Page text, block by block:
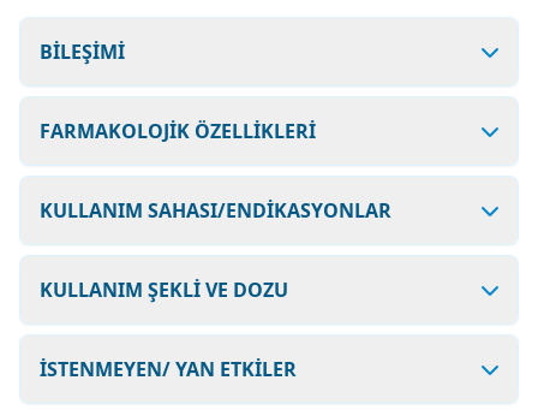
BİLEŞİMİ
FARMAKOLOJİK ÖZELLİKLERİ
KULLANIM SAHASI/ENDİKASYONLAR
KULLANIM ŞEKLİ VE DOZU
İSTENMEYEN/ YAN ETKİLER